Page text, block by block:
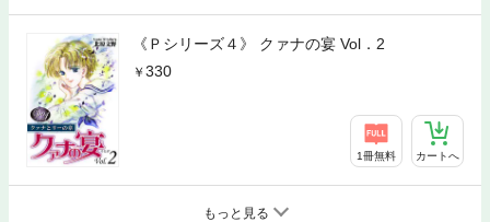
《Ｐシリーズ４》 クァナの宴 Vol．2
330
1冊無料 カートへ
もっと見る